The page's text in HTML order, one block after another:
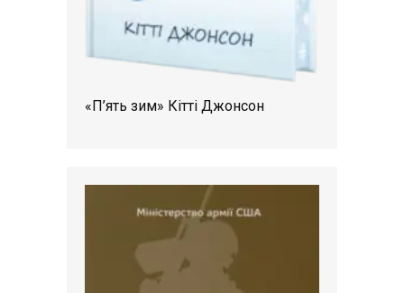
«П’ять зим» Кітті Джонсон